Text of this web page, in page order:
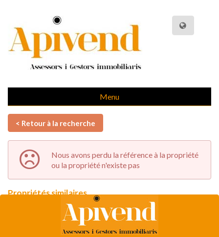
Menu
< Retour à la recherche
Nous avons perdu la référence à la propriété
ou la propriété n'existe pas
Propriétés similaires